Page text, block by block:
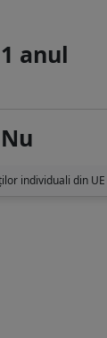
1 anul
Nu
individuali din UE